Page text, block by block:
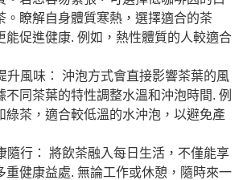
。瞭解自身體質寒熱，選擇適合的茶
能促進健康. 例如，熱性體質的人較適合
升風味： 沖泡方式會直接影響茶葉的風
不同茶葉的特性調整水溫和沖泡時間. 例
綠茶，適合較低溫的水沖泡，以避免產
隨行： 將飲茶融入每日生活，不僅能享
重健康益處. 無論工作或休憩，隨時來一